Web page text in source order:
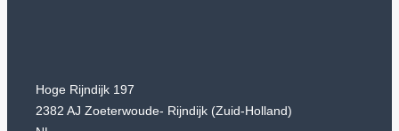
Hoge Rijndijk 197
2382 AJ Zoeterwoude- Rijndijk (Zuid-Holland)